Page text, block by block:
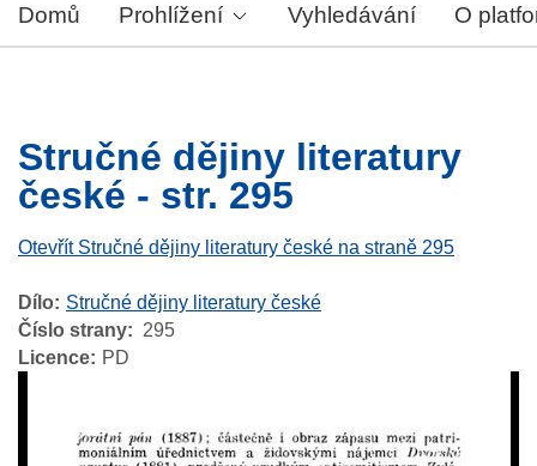
Domů Prohlížení Vyhledávání O
Stručné dějiny literatury
české - str. 295
Otevřít Stručné dějiny literatury české na straně 295
Dílo
Stručné dějiny literatury české
Číslo strany
295
Licence
PD